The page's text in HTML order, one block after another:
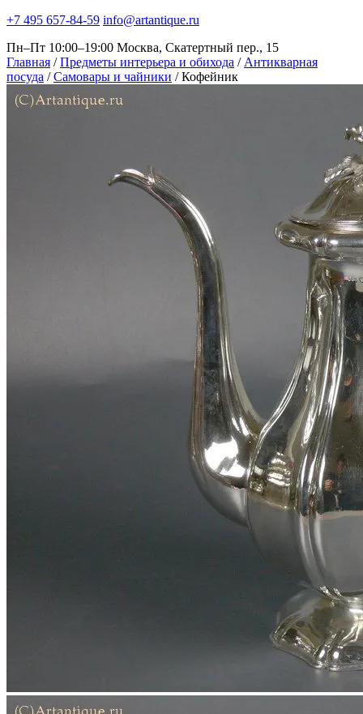
+7 495 657-84-59 info@artantique.ru
Пн–Пт 10:00–19:00 Москва, Скатертный пер., 15
Главная / Предметы интерьера и обихода / Антикварная
посуда / Самовары и чайники / Кофейник